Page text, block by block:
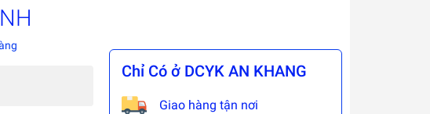
Chỉ Có ở DCYK AN KHANG
Giao hàng tận nơi